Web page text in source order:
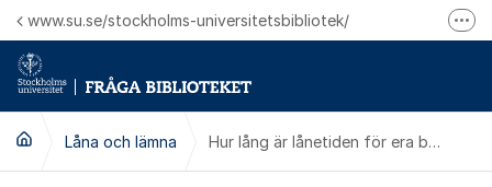
Hoppa till innehåll
www.su.se/stockholms-universitetsbibliotek/
Låna och lämna Hur lång är lånetiden för era böcker?